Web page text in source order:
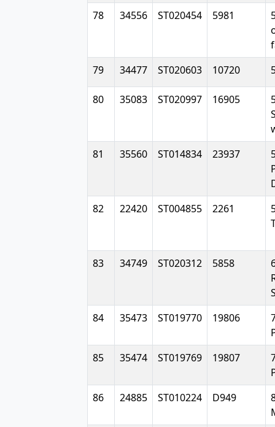
78
34556 ST020454 5981
79
34477 ST020603 10720
80 35083 ST020997 16905
81
35560 ST014834 23937
82
22420 ST004855 2261
83 34749 ST020312 5858
84
35473 ST019770 19806
85
35474 ST019769 19807
86
24885 ST010224 D949